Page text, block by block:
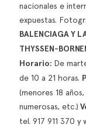
nacionales e
expuestas.
BALENCIAGA Y
THYSSEN-
Horario: De
de 10 a 21 horas.
(menores 18
numerosas, etc.)
tel. 917 911 370 y